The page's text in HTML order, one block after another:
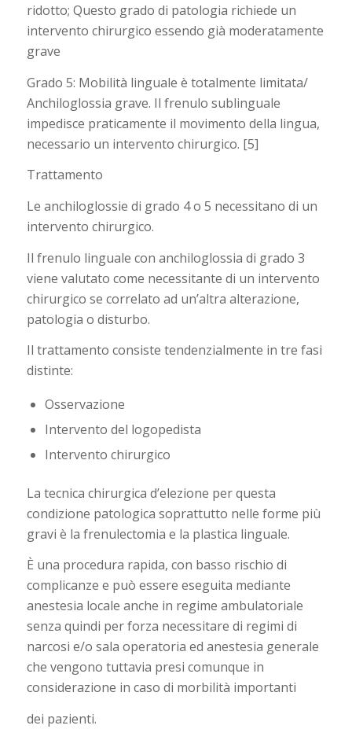
ridotto; Questo grado di patologia richiede un
intervento chirurgico essendo già moderatamente
grave
Grado 5: Mobilità linguale è totalmente limitata/
Anchiloglossia grave. Il frenulo sublinguale
impedisce praticamente il movimento della lingua,
necessario un intervento chirurgico. [5]
Trattamento
Le anchiloglossie di grado 4 o 5 necessitano di un
intervento chirurgico.
Il frenulo linguale con anchiloglossia di grado 3
viene valutato come necessitante di un intervento
chirurgico se correlato ad un’altra alterazione,
patologia o disturbo.
Il trattamento consiste tendenzialmente in tre fasi
distinte:
Osservazione
Intervento del logopedista
Intervento chirurgico
La tecnica chirurgica d’elezione per questa
condizione patologica soprattutto nelle forme più
gravi è la frenulectomia e la plastica linguale.
È una procedura rapida, con basso rischio di
complicanze e può essere eseguita mediante
anestesia locale anche in regime ambulatoriale
senza quindi per forza necessitare di regimi di
narcosi e/o sala operatoria ed anestesia generale
che vengono tuttavia presi comunque in
considerazione in caso di morbilità importanti
dei pazienti.